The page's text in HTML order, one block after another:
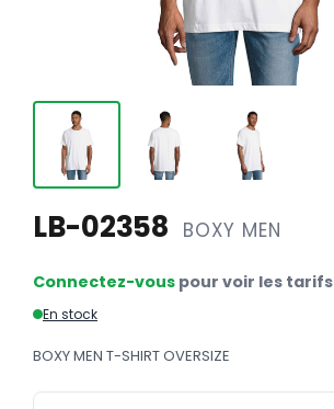
Calendriers bancaires
Tête de lettre
Enveloppes
Sous-mains
Chemises
LB-02358 BOXY MEN
Connectez-vous pour voir les tarifs
En stock
BOXY MEN T-SHIRT OVERSIZE